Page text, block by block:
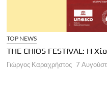
TOP NEWS
THE CHIOS FESTIVAL: Η
Γιώργος Καραχρήστος 7